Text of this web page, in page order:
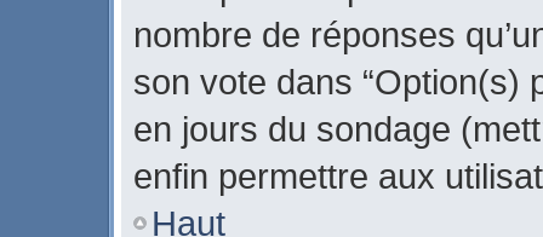
nombre de réponses
son vote dans “Option(s)
en jours du sondage
enfin permettre aux
Haut